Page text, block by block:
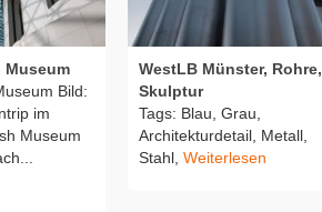
Bild:
im
Museum
WestLB Münster, Rohre,
Skulptur
Tags: Blau, Grau,
Architekturdetail, Metall,
Stahl, Weiterlesen